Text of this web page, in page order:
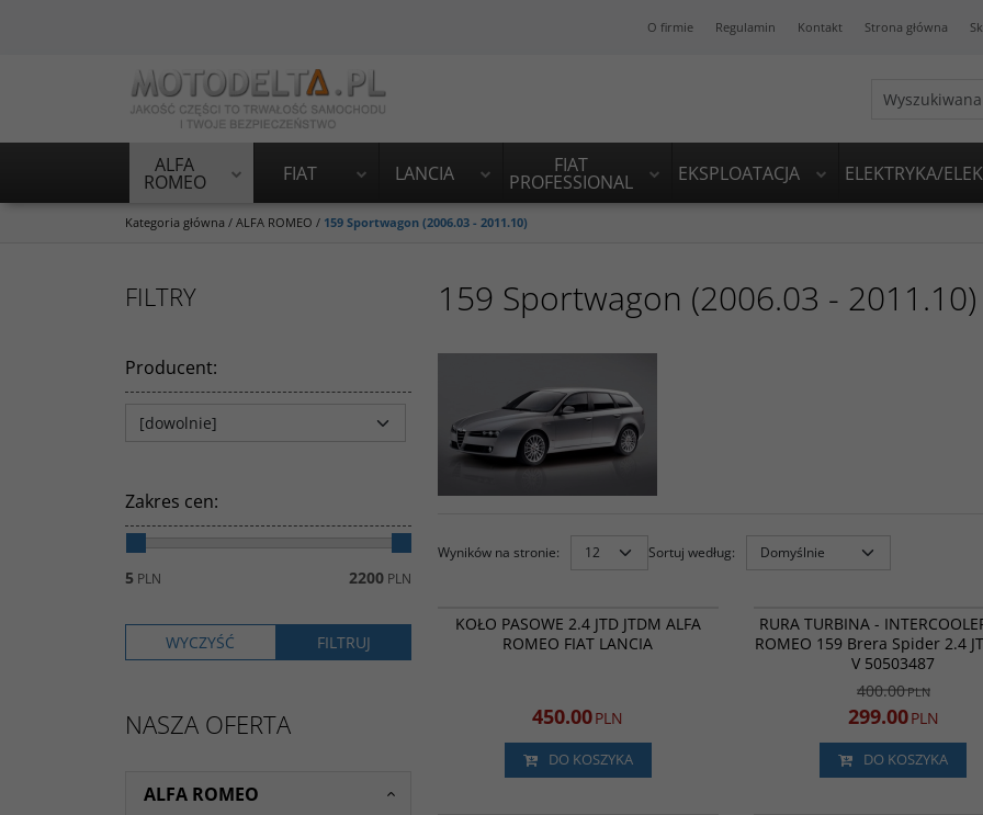
O firmie Regulamin Kontakt Strona główna
ALFA
ROMEO FIAT LANCIA FIAT
PROFESSIONAL EKSPLOATACJA ELEKTRYKA/
Kategoria główna / ALFA ROMEO / 159 Sportwagon (2006.03 - 2011.10)
159 Sportwagon (2006.03 - 2011.10)
Wyników na stronie: Sortuj według:
PROMOCJA
KOŁO PASOWE 2.4 JTD JTDM ALFA
ROMEO FIAT LANCIA
450.00PLN
DO KOSZYKA
NOWOŚĆ
RURA TURBINA -
ROMEO 159 Brera Spider 2.4
V 50503487
400.00PLN
299.00PLN
DO KOSZYKA
FILTRY
Producent:
Zakres cen:
5 PLN 2200 PLN
NASZA OFERTA
ALFA ROMEO